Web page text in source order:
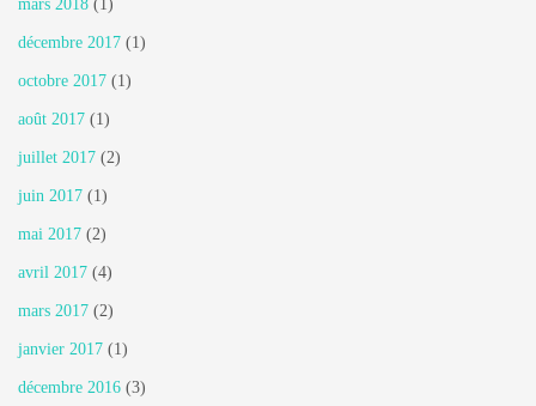
mars 2018 (1)
décembre 2017 (1)
octobre 2017 (1)
août 2017 (1)
juillet 2017 (2)
juin 2017 (1)
mai 2017 (2)
avril 2017 (4)
mars 2017 (2)
janvier 2017 (1)
décembre 2016 (3)